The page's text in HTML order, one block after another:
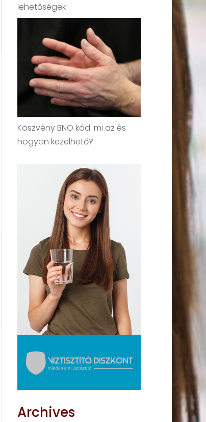
lehetőségek
Köszvény BNO kód: mi az és
hogyan kezelhető?
Archives